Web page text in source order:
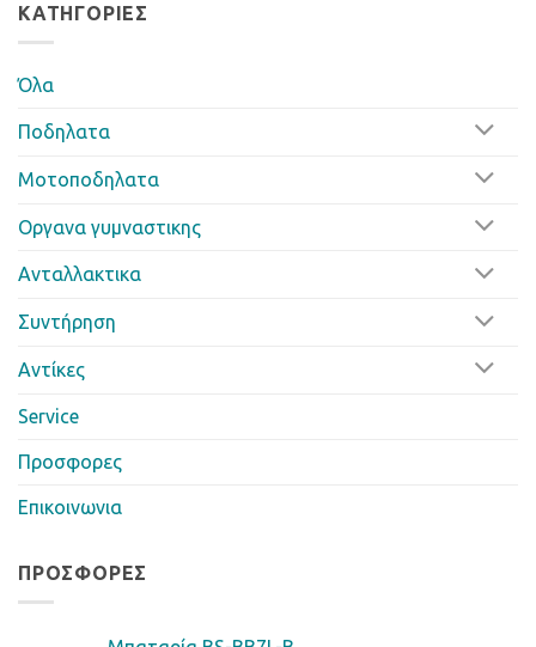
ΚΑΤΗΓΟΡΊΕΣ
Όλα
Ποδηλατα
Μοτοποδηλατα
Οργανα γυμναστικης
Ανταλλακτικα
Συντήρηση
Αντίκες
Service
Προσφορες
Επικοινωνια
ΠΡΟΣΦΟΡΈΣ